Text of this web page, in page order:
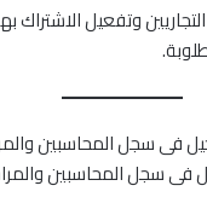
وتفعيل الاشتراك
فى سجل المحاسبين